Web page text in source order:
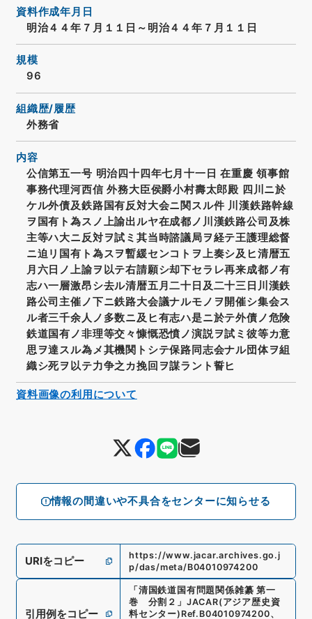
情報の間違いや不具合をセンターに知らせる
資料作成年月日
明治４４年７月１１日～明治４４年７月１１日
規模
96
組織歴/履歴
外務省
内容
公信第五一号 明治四十四年七月十一日 在重慶 領事館
事務代理河西信 外務大臣侯爵小村壽太郎殿 四川ニ於
ケル外債及鉄路国有反対大会ニ関スル件 川漢鉄路幹線
ヲ国有ト為スノ上諭出ルヤ在成都ノ川漢鉄路公司及株
主等ハ大ニ反対ヲ試ミ其当時諮議局ヲ経テ王護理総督
ニ迫リ国有ト為スヲ暫緩センコトヲ上奏シ及ヒ清暦五
月六日ノ上諭ヲ以テ右請願シ却下セラレ再来成都ノ有
志ハ一層激昂シ去ル清暦五月二十日及二十三日川漢鉄
路公司主催ノ下ニ鉄路大会議ナルモノヲ開催シ集会ス
ル者三千余人ノ多数ニ及ヒ有志ハ是ニ於テ外債ノ危険
鉄道国有ノ非理等交々慷慨恐憤ノ演説ヲ試ミ彼等カ意
思ヲ達スル為メ其機関トシテ保路同志会ナル団体ヲ組
織シ死ヲ以テ力争之カ挽回ヲ謀ラント誓ヒ
URIをコピー
https://www.jacar.archives.go.j
p/das/meta/B04010974200
引用例をコピー
「 清国鉄道国有問題関係雑纂 第一
巻 分割２ 」 JACAR(アジア歴史資
料センター) Ref. B04010974200、
資料画像の利用について